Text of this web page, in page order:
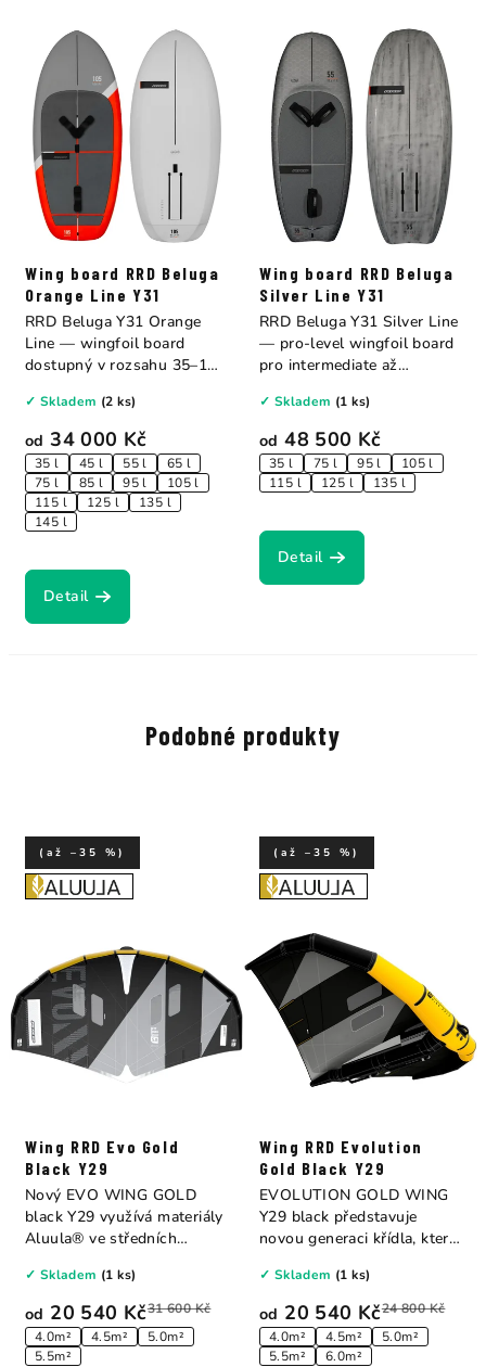
Wing board RRD Beluga
Orange Line Y31
od 34 000 Kč
35 l 45 l 55 l
65 l
75 l
85 l 95 l
105 l
115 l
125 l
135 l
145 l
✓ Skladem (2 ks)
Detail
RRD Beluga Y31 Orange
Line — wingfoil board
dostupný v rozsahu 35–145
Wing board RRD Beluga
Silver Line Y31
od 48 500 Kč
35 l 75 l 95 l
105 l
115 l
125 l 135 l
✓ Skladem (1 ks)
Detail
RRD Beluga Y31 Silver Line
— pro-level wingfoil board
pro intermediate až
Podobné produkty
Wing RRD Evo Gold
Black Y29
od 20 540 Kč31 600 Kč
(až –35 %)
4.0m² 4.5m²
5.0m²
5.5m²
✓ Skladem (1 ks)
Nový EVO WING GOLD
black Y29 využívá materiály
Aluula® ve středních
Wing RRD Evolution
Gold Black Y29
od 20 540 Kč24 800 Kč
(až –35 %)
4.0m² 4.5m²
5.0m²
5.5m²
6.0m²
✓ Skladem (1 ks)
EVOLUTION GOLD WING
Y29 black představuje
novou generaci křídla, které